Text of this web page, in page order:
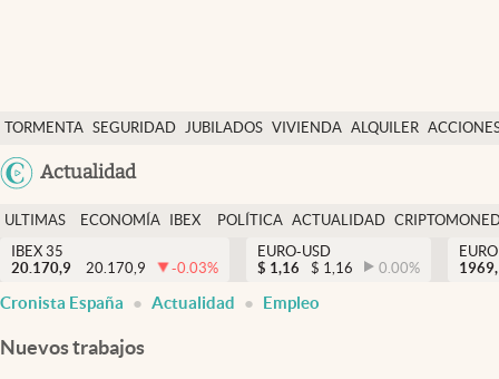
TORMENTA SEGURIDAD JUBILADOS VIVIENDA ALQUILER
Actualidad
Economía y finanzas
Política
Actualidad
Criptomonedas
España
ULTIMAS
NOTICIAS
ECONOMÍA
FINANZAS
IBEX
EURO
POLÍTICA ACTUALIDAD
IBEX 35
20.170,9
20.170,9 -0.03%
EURO-USD
$ 1,16 $ 1,16 0.00%
Cronista España Actualidad Empleo
Nuevos trabajos